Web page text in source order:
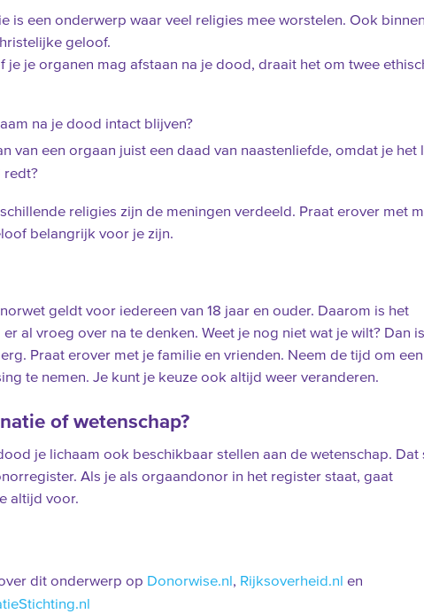
is een onderwerp waar veel religies mee worstelen. Ook
geloof.
je je organen mag afstaan na je dood, draait het om twee
na je dood intact blijven?
van een orgaan juist een daad van naastenliefde, omdat je het
redt?
religies zijn de meningen verdeeld. Praat erover met
belangrijk voor je zijn.
geldt voor iedereen van 18 jaar en ouder. Daarom is het
al vroeg over na te denken. Weet je nog niet wat je wilt? Dan
Praat erover met je familie en vrienden. Neem de tijd om een
te nemen. Je kunt je keuze ook altijd weer veranderen.
of wetenschap?
je lichaam ook beschikbaar stellen aan de wetenschap. Dat
Als je als orgaandonor in het register staat, gaat
altijd voor.
dit onderwerp op Donorwise.nl , Rijksoverheid.nl en